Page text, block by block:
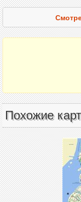
Похожие